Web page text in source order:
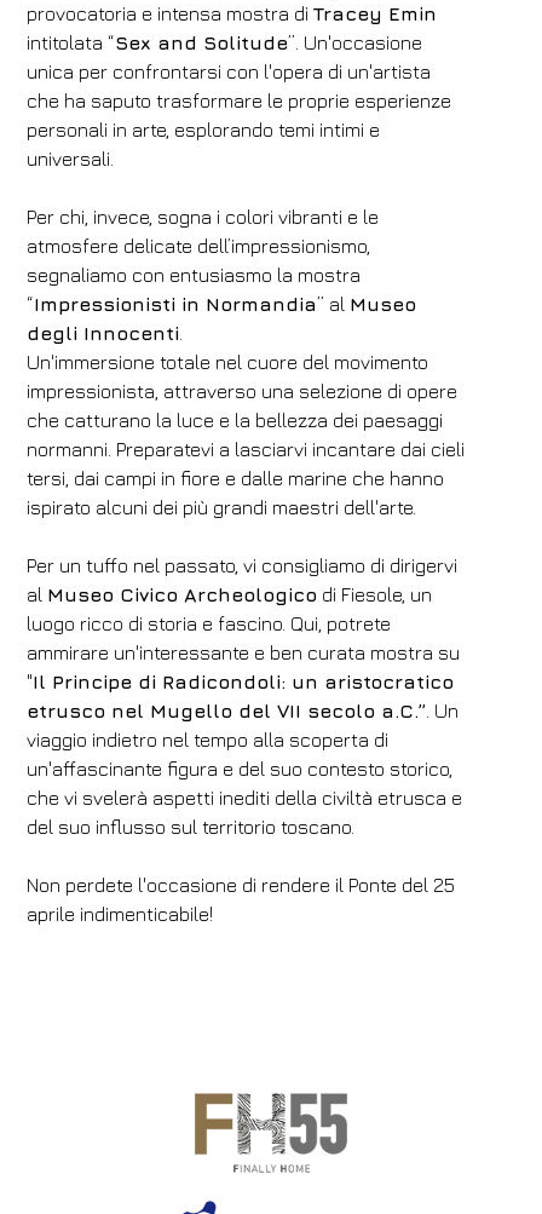
provocatoria e intensa mostra diTracey Emin
intitolata “Sex and Solitude”. Un'occasione
unica per confrontarsi con l'opera di un'artista
che ha saputo trasformare le proprie esperienze
personali in arte, esplorando temi intimi e
universali.
Per chi, invece, sogna i colori vibranti e le
atmosfere delicate dell’impressionismo,
segnaliamo con entusiasmo la mostra
“Impressionisti in Normandia” al Museo
degli Innocenti
Un'immersione totale nel cuore del movimento
impressionista, attraverso una selezione di opere
che catturano la luce e la bellezza dei paesaggi
normanni. Preparatevi a lasciarvi incantare dai cieli
tersi, dai campi in fiore e dalle marine che hanno
ispirato alcuni dei più grandi maestri dell'arte.
Per un tuffo nel passato, vi consigliamo di dirigervi
al Museo Civico Archeologico di Fiesole, un
luogo ricco di storia e fascino. Qui, potrete
ammirare un'interessante e ben curata mostra su
"Il Principe di Radicondoli: un aristocratico
etrusco nel Mugello del VII secolo a.C.” . Un
viaggio indietro nel tempo alla scoperta di
un'affascinante figura e del suo contesto storico,
che vi svelerà aspetti inediti della civiltà etrusca e
del suo influsso sul territorio toscano.
Non perdete l'occasione di rendere il Ponte del 25
aprile indimenticabile!